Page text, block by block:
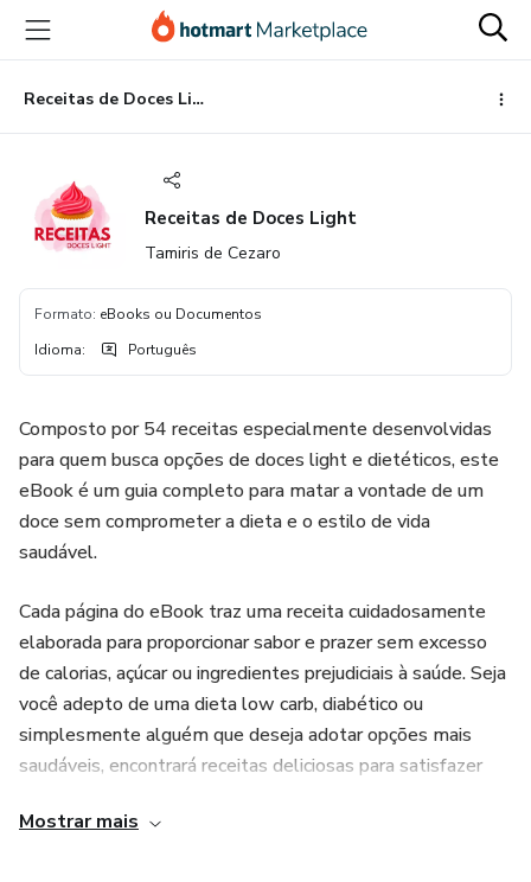
para
conteúdo
principal
para
pagamento
para
rodapé
Receitas de Doces Light
Receitas de Doces Light
Tamiris de Cezaro
Formato: eBooks ou Documentos
Idioma: Português
Composto por 54 receitas especialmente desenvolvidas
para quem busca opções de doces light e dietéticos, este
eBook é um guia completo para matar a vontade de um
doce sem comprometer a dieta e o estilo de vida
saudável.
Cada página do eBook traz uma receita cuidadosamente
elaborada para proporcionar sabor e prazer sem excesso
de calorias, açúcar ou ingredientes prejudiciais à saúde. Seja
você adepto de uma dieta low carb, diabético ou
simplesmente alguém que deseja adotar opções mais
saudáveis, encontrará receitas deliciosas para satisfazer
Mostrar mais